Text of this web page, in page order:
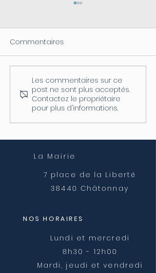
Coupure d'électricité le
04/08
Commentaires
Les commentaires sur ce
post ne sont plus acceptés.
Contactez le propriétaire
pour plus d'informations.
La Mairie
7 place de la Liberté
38440 Châtonnay
NOS HORAIRES
Lundi et mercredi
8h30 - 12h00
Mardi, jeudi et vendredi